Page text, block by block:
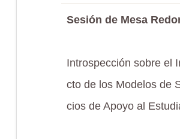
Sesión de Mesa
Introspección sobre el
cto de los Modelos de
cios de Apoyo al